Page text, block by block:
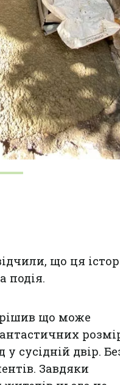
що ця
подія.
що може
сусідній двір.
Завдяки